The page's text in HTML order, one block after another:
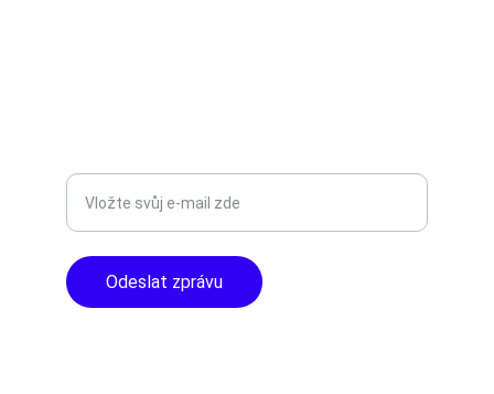
Odeslat zprávu